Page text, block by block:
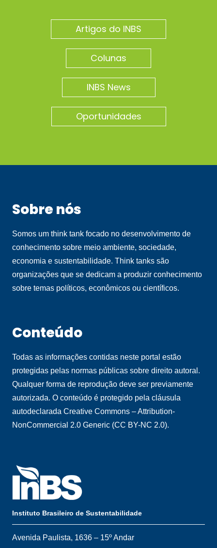
Artigos do INBS
Colunas
INBS News
Oportunidades
Sobre nós
Somos um think tank focado no desenvolvimento de
conhecimento sobre meio ambiente, sociedade,
economia e sustentabilidade. Think tanks são
organizações que se dedicam a produzir conhecimento
sobre temas políticos, econômicos ou científicos.
Conteúdo
Todas as informações contidas neste portal estão
protegidas pelas normas públicas sobre direito autoral.
Qualquer forma de reprodução deve ser previamente
autorizada. O conteúdo é protegido pela cláusula
autodeclarada Creative Commons – Attribution-
NonCommercial 2.0 Generic (CC BY-NC 2.0).
Instituto Brasileiro de Sustentabilidade
Avenida Paulista, 1636 – 15º Andar